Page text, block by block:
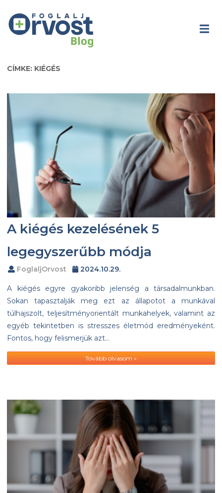
CÍMKE: KIÉGÉS
A kiégés kezelésének 5
legegyszerűbb módja
FoglaljOrvost 2024.10.29.
A kiégés egyre gyakoribb jelenség a társadalmunkban.
Sokan tapasztalják meg ezt az állapotot a munkával
túlhajszolt, teljesítményorientált munkahelyek, valamint az
egyéb tekintetben is stresszes életmód eredményeként.
Fontos, hogy felismerjük azt…
Tovább olvasom »